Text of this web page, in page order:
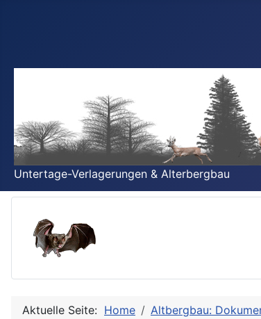
Untertage-Verlagerungen & Alterbergbau
Aktuelle Seite: Home Altbergbau: